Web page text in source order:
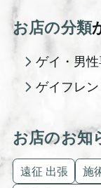
お店の分類
ゲイ・男
ゲイフレ
お店のお知
遠征 出張 施